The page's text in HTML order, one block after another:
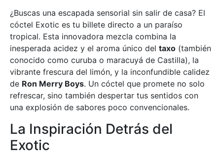
¿Buscas una escapada sensorial sin salir de casa? El
cóctel Exotic es tu billete directo a un paraíso
tropical. Esta innovadora mezcla combina la
inesperada acidez y el aroma único del taxo (también
conocido como curuba o maracuyá de Castilla), la
vibrante frescura del limón, y la inconfundible calidez
de Ron Merry Boys. Un cóctel que promete no solo
refrescar, sino también despertar tus sentidos con
una explosión de sabores poco convencionales.
La Inspiración Detrás del
Exotic